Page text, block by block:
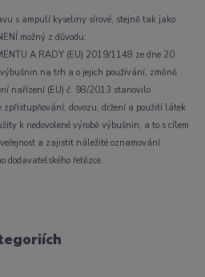
s ampulí kyseliny sírové, stejně tak jako
možný z důvodu:
A RADY (EU) 2019/1148 ze dne 20.
na trh a o jejich používání, změně
nařízení (EU) č. 98/2013 stanovilo
dovozu, držení a použití látek
k nedovolené výrobě výbušnin, a to s cílem
a zajistit náležité oznamování
dodavatelského řetězce.